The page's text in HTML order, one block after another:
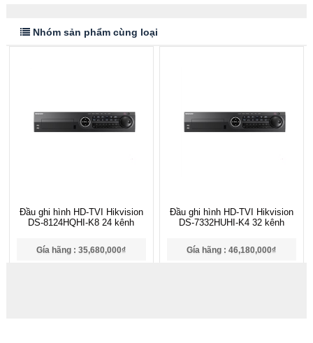
Nhóm sản phẩm cùng loại
Đầu ghi hình HD-TVI Hikvision
DS-8124HQHI-K8 24 kênh
Gía hãng : 35,680,000₫
Đầu ghi hình HD-TVI Hikvision
DS-7332HUHI-K4 32 kênh
Gía hãng : 46,180,000₫